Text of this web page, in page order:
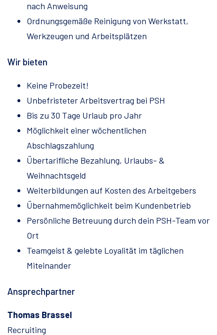
nach Anweisung
Ordnungsgemäße Reinigung von Werkstatt,
Werkzeugen und Arbeitsplätzen
Wir bieten
Keine Probezeit!
Unbefristeter Arbeitsvertrag bei PSH
Bis zu 30 Tage Urlaub pro Jahr
Möglichkeit einer wöchentlichen
Abschlagszahlung
Übertarifliche Bezahlung, Urlaubs- &
Weihnachtsgeld
Weiterbildungen auf Kosten des Arbeitgebers
Übernahmemöglichkeit beim Kundenbetrieb
Persönliche Betreuung durch dein PSH-Team vor
Ort
Teamgeist & gelebte Loyalität im täglichen
Miteinander
Ansprechpartner
Thomas Brassel
Recruiting